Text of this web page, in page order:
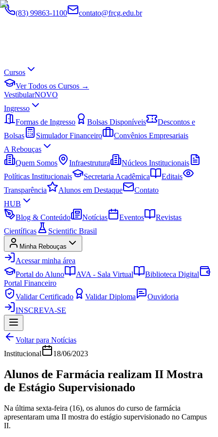
(83) 99863-1100 contato@frcg.edu.br
Cursos
Ver Todos os Cursos →
VestibularNOVO
Ingresso
Formas de Ingresso
Bolsas Disponíveis
Descontos e
Bolsas
Simulador Financeiro
Convênios Empresariais
A Rebouças
Quem Somos
Infraestrutura
Núcleos Institucionais
Políticas Institucionais
Secretaria Acadêmica
Editais
Transparência
Alunos em Destaque
Contato
HUB
Blog & Conteúdo
Notícias Eventos
Revistas
Científicas
Scientific Brasil
Minha Rebouças
Acessar minha área
Portal do Aluno
AVA - Sala Virtual
Biblioteca Digital
Portal Financeiro
Validar Certificado
Validar Diploma
Ouvidoria
INSCREVA-SE
Voltar para Notícias
Institucional
18/06/2023
Alunos de Farmácia realizam II Mostra
de Estágio Supervisionado
Na última sexta-feira (16), os alunos do curso de farmácia
apresentaram uma II mostra do estágio supervisionado no Campus
II.